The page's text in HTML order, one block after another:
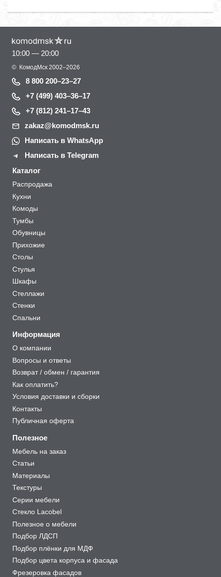
10:00 — 20:00
© КомодМск 2002–2026
8 800 200–23–27
+7 (499) 403–36–17
+7 (812) 241–17–43
zakaz@komodmsk.ru
Написать в WhatsApp
Написать в Telegram
Каталог
Распродажа
Кухни
Комоды
Тумбы
Обувницы
Прихожие
Столы
Стулья
Шкафы
Стеллажи
Стенки
Спальни
Информация
О компании
Вопросы и ответы
Возврат / обмен / гарантия
Как оплатить?
Условия доставки и сборки
Контакты
Публичная оферта
Полезное
Мебель на заказ
Статьи
Материалы
Текстуры
Серии мебели
Стекло Lacobel
Полезное о мебели
Подбор ЛДСП
Подбор плёнки для МДФ
Подбор цвета корпуса и фасада
Фрезеровка фасадов